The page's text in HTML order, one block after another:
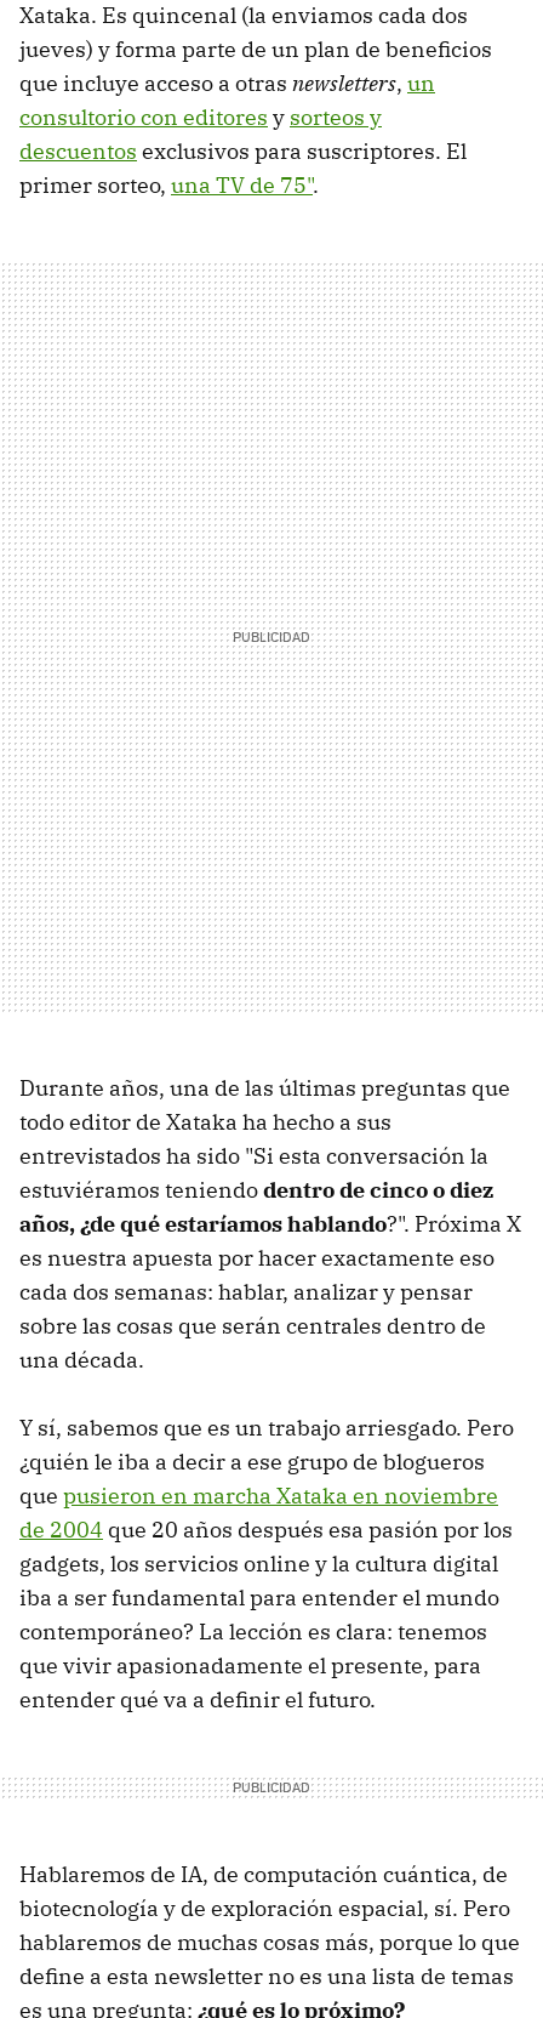
Xataka. Es quincenal (la enviamos cada dos
jueves) y forma parte de un plan de beneficios
que incluye acceso a otras newsletters, un
consultorio con editores y sorteos y
descuentos exclusivos para suscriptores. El
primer sorteo, una TV de 75".
Durante años, una de las últimas preguntas que
todo editor de Xataka ha hecho a sus
entrevistados ha sido "Si esta conversación la
estuviéramos teniendodentro de cinco o diez
años, ¿de qué estaríamos hablando?". Próxima X
es nuestra apuesta por hacer exactamente eso
cada dos semanas: hablar, analizar y pensar
sobre las cosas que serán centrales dentro de
una década.
Y sí, sabemos que es un trabajo arriesgado. Pero
¿quién le iba a decir a ese grupo de blogueros
que pusieron en marcha Xataka en noviembre
de 2004 que 20 años después esa pasión por los
gadgets, los servicios online y la cultura digital
iba a ser fundamental para entender el mundo
contemporáneo? La lección es clara: tenemos
que vivir apasionadamente el presente, para
entender qué va a definir el futuro.
Hablaremos de IA, de computación cuántica, de
biotecnología y de exploración espacial, sí. Pero
hablaremos de muchas cosas más, porque lo que
define a esta newsletter no es una lista de temas
es una pregunta: ¿qué es lo próximo?